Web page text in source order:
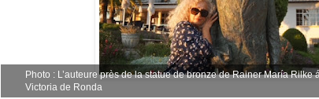
Photo : L’auteure près de la statue de bronze de Rainer María Rilke
Victoria de Ronda